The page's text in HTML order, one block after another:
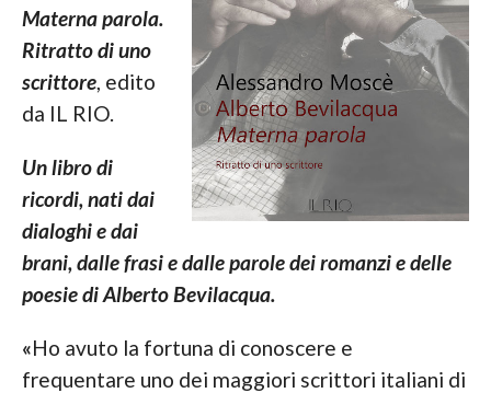
Materna parola.
Ritratto di uno
scrittore, edito
da IL RIO.
Un libro di
ricordi, nati dai
dialoghi e dai
brani, dalle frasi e dalle parole dei romanzi e delle
poesie di Alberto Bevilacqua.
«Ho avuto la fortuna di conoscere e
frequentare uno dei maggiori scrittori italiani di